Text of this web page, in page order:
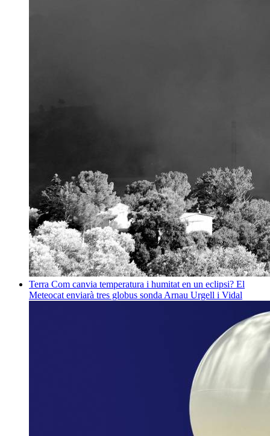
Terra Com canvia temperatura i humitat en un eclipsi? El
Meteocat enviarà tres globus sonda Arnau Urgell i Vidal